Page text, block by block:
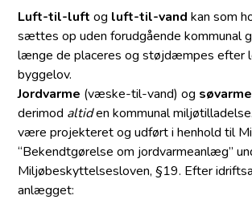
Luft-til-luft og luft-til-vand kan som
sættes op uden forudgående kommunal
længe de placeres og støjdæmpes efter
byggelov.
Jordvarme (væske-til-vand) og søvarme
derimod altiden kommunal
være projekteret og udført i henhold til
“Bekendtgørelse om jordvarmeanlæg”
Miljøbeskyttelsesloven, §19. Efter
anlægget: